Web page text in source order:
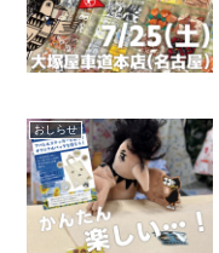
おしらせ